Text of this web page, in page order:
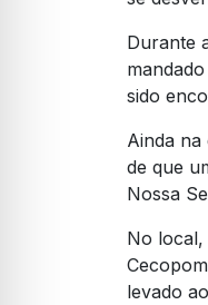
Durante
sido
Ainda
de que
Nossa
No local,
levado